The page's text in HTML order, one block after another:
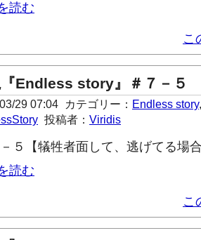
読む
こ
Endless story』＃７－５
29 07:04 カテゴリー： Endless story
投稿者： Viridis
５【犠牲者面して、逃げてる場
読む
こ